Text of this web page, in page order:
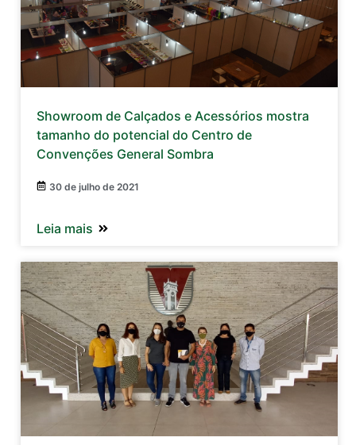
Showroom de Calçados e Acessórios mostra
tamanho do potencial do Centro de
Convenções General Sombra
30 de julho de 2021
Leia mais